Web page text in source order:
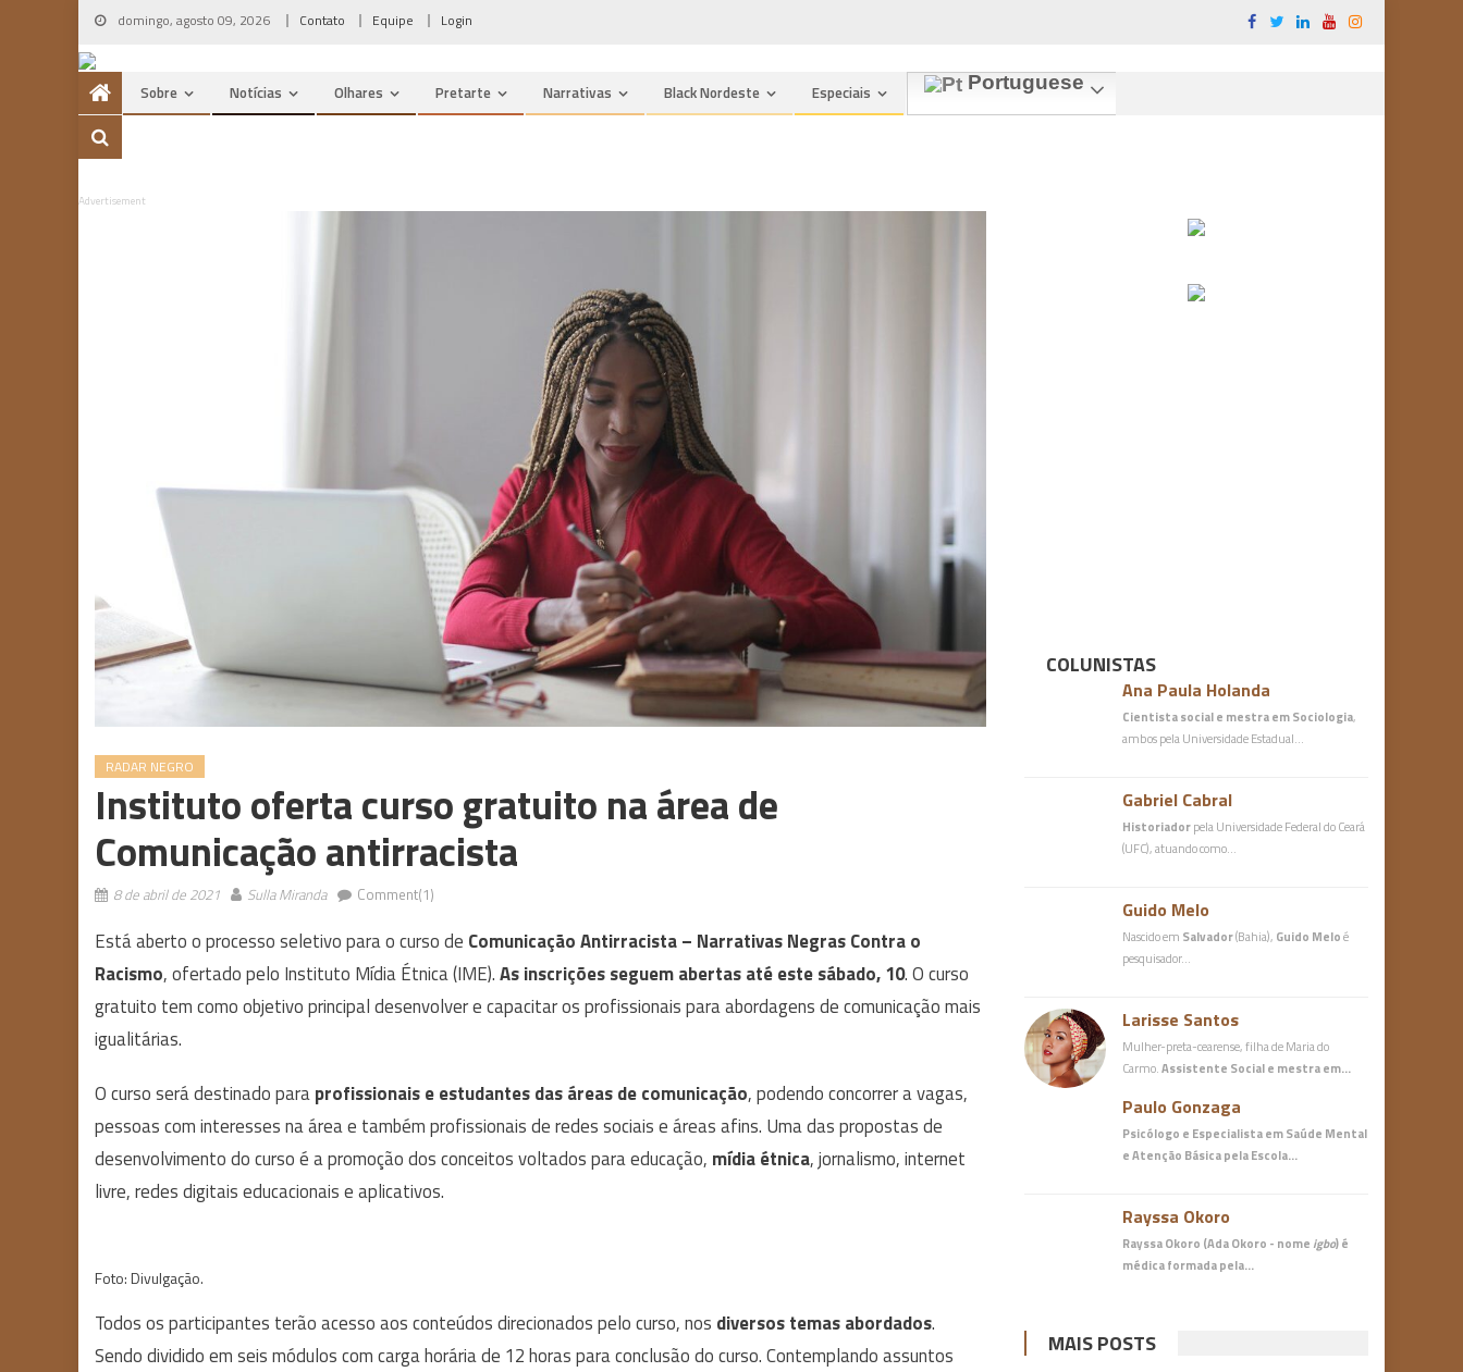
Skip
content
domingo, agosto 09, 2026 Contato Equipe Login
Sobre Notícias Olhares Pretarte Narrativas Black Nordeste Especiais Portuguese
Advertisement
RADAR NEGRO
Instituto oferta curso gratuito na área de
Comunicação antirracista
8 de abril de 2021 Sulla Miranda Comment(1)
Está aberto o processo seletivo para o curso de Comunicação Antirracista– Narrativas Negras Contra o
Racismo, ofertado pelo Instituto Mídia Étnica (IME).As inscrições seguem abertas até este sábado, 10. O curso
gratuito tem como objetivo principal desenvolver e capacitar os profissionais para abordagens de comunicação mais
igualitárias.
O curso será destinado paraprofissionais e estudantes das áreas de comunicação, podendo concorrer a vagas,
pessoas com interesses na área e também profissionais de redes sociais e áreas afins. Uma das propostas de
desenvolvimento do curso é a promoção dos conceitos voltados para educação, mídia étnica, jornalismo, internet
livre, redes digitais educacionais e aplicativos.
Foto: Divulgação.
Todos os participantes terão acesso aos conteúdos direcionados pelo curso, nos diversos temas abordados.
Sendo dividido em seis módulos com carga horária de 12 horas para conclusão do curso. Contemplando assuntos
COLUNISTAS
Ana Paula Holanda
Cientista social e mestra em Sociologia,
ambos pela Universidade Estadual…
Gabriel Cabral
Historiadorpela Universidade Federal do Ceará
(UFC), atuando como…
Guido Melo
Nascido em Salvador(Bahia), Guido Meloé
pesquisador…
Larisse Santos
Mulher-preta-cearense, filha de Maria do
Carmo.Assistente Social e mestra em…
Paulo Gonzaga
Psicólogo e Especialista em Saúde Mental
e Atenção Básicapela Escola…
Rayssa Okoro
Rayssa Okoro (Ada Okoro - nome igbo) é
médicaformada pela…
MAIS POSTS